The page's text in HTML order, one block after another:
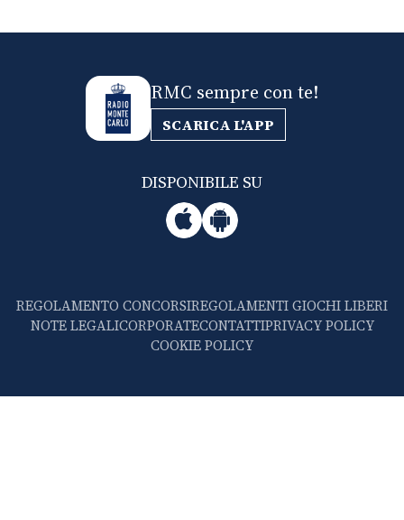
RMC sempre con te!
SCARICA L'APP
DISPONIBILE SU
REGOLAMENTO CONCORSIREGOLAMENTI GIOCHI LIBERI
NOTE LEGALICORPORATECONTATTIPRIVACY POLICY
COOKIE POLICY